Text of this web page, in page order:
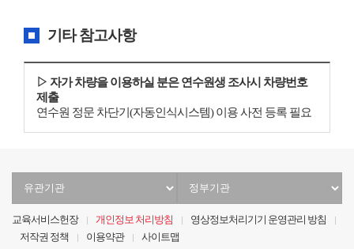
기타 참고사항
▷ 자가 차량을 이용하실 분은 연수원생 조사시 차량번호
제출
연수원 정문 차단기(자동인식시스템) 이용 사전 등록 필요
교육서비스헌장 개인정보 처리방침
영상정보처리기기 운영관리 방침
저작권 정책
이용약관 사이트맵
관
선
관
선